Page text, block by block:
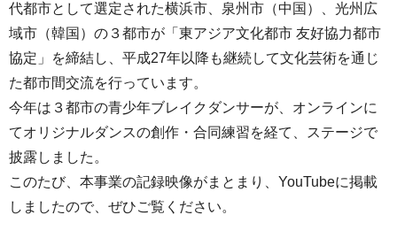
代都市として選定された横浜市、泉州市（中国）、光州広
域市（韓国）の３都市が「東アジア文化都市 友好協力都市
協定」を締結し、平成27年以降も継続して文化芸術を通じ
た都市間交流を行っています。
今年は３都市の青少年ブレイクダンサーが、オンラインに
てオリジナルダンスの創作・合同練習を経て、ステージで
披露しました。
このたび、本事業の記録映像がまとまり、YouTubeに掲載
しましたので、ぜひご覧ください。